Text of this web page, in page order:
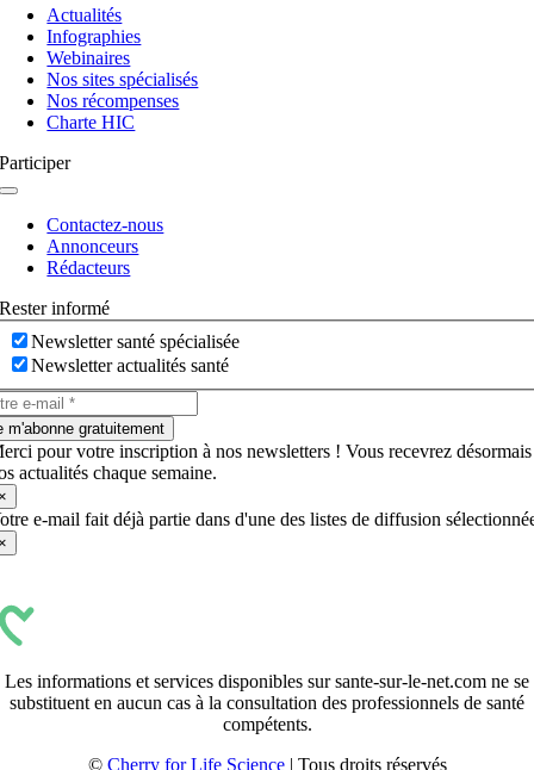
basculeActualités
Infographies
Webinaires
Nos sites spécialisés
Nos récompenses
Charte HIC
Participer
Navigation
basculeContactez-nous
Annonceurs
Rédacteurs
Rester informé
Newsletter santé spécialisée
Newsletter actualités santé
m'abonne gratuitement
pour votre inscription à nos newsletters ! Vous recevrez désormais
actualités chaque semaine.
e-mail fait déjà partie dans d'une des listes de diffusion
Les informations et services disponibles sur sante-sur-le-net.com ne se
substituent en aucun cas à la consultation des professionnels de santé
compétents.
© Cherry for Life Science| Tous droits réservés